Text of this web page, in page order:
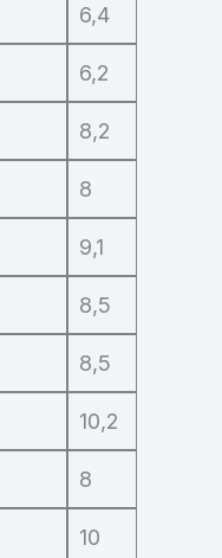
6,4
6,2
8,2
8
9,1
8,5
8,5
10,2
8
10